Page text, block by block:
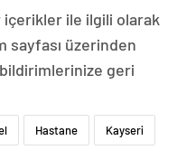
içerikler ile ilgili olarak
sayfası üzerinden
geri
Hastane Kayseri